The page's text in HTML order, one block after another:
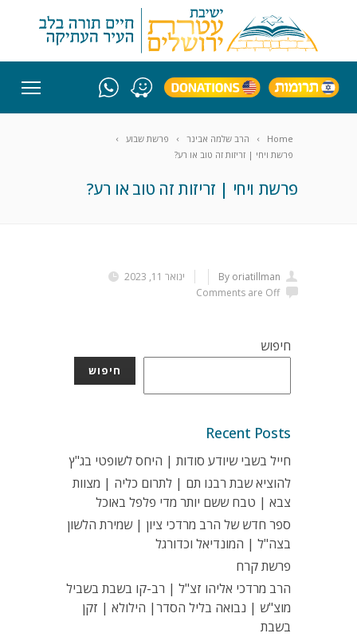
Home הרב שלמה אבינר
פרשת שבוע
פרשת ויחי | זריזות זה טוב או רע?
פרשת ויחי | זריזות זה טוב או רע?
ינואר 11, 2023
By oriatillman
Comments are Off
חיפוש
חיפוש
Recent Posts
חייל בשבי שיודע סודות | היחס לשופטי בג"ץ
להוציא שבת רבנו תם | לתרום כליה | מצוות
צבא | טבח ששם יותר מדי פלפל באוכל
ספר חדש של הרב מרדכי ציון | שמירת הלשון
בצה"ל | המונדיאל וכדורגל
פרשת קרח
הרב מרדכי אליהו זצ"ל | רב-קו בשבת בשביל
מוצ"ש | נבואה בליל הסדר| הילולא | זקן
בשבת